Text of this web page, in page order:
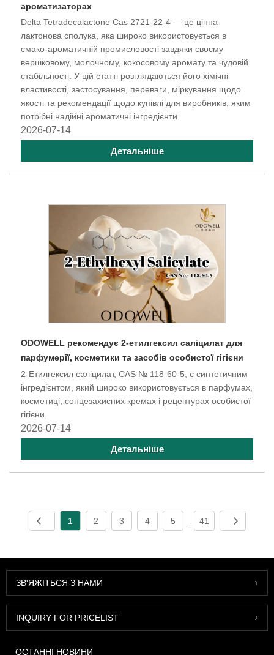
ароматизаторах
Delta Tetradecalactone Cas 2721-22-4 — це цінна
лактонова сполука, яка широко використовується в
смако-ароматичній промисловості завдяки своєму
вершковому, молочному, кокосовому аромату та чудовій
стабільності. У цій статті розглядаються його хімічні
властивості, застосування, переваги, міркування щодо
якості та рекомендації щодо купівлі для виробників, яким
потрібні надійні ароматичні інгредієнти.
2026-07-14
Детальніше
ODOWELL рекомендує 2-етилгексил саліцилат для
парфумерії, косметики та засобів особистої гігієни
2-Етилгексил саліцилат, CAS № 118-60-5, є синтетичним
інгредієнтом, який широко використовується в парфумах,
косметиці, сонцезахисних кремах і рецептурах особистої
гігієни.
2026-07-14
Детальніше
1 2 3 4 5 41
ЗВ'ЯЖІТЬСЯ З НАМИ
INQUIRY FOR PRICELIST
ОСТАННІ НОВИНИ